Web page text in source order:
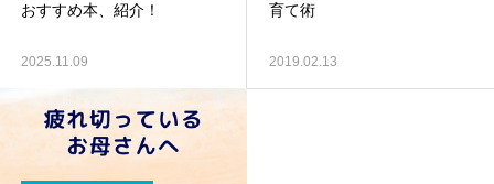
おすすめ本、紹介！
2025.11.09
育て術
2019.02.13